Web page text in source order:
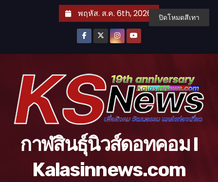
พฤหัส. ส.ค. 6th, 2026
กาฬสินธุ์นิวส์ดอทคอม l
Kalasinnews.com
ปิดโหมดสีเทา